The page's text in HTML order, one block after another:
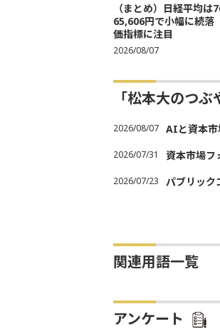
（まとめ）日経平均は
65,606円で小幅に続
価指標に注目
2026/08/07
「松本大のつ
2026/08/07 AIと資本市
2026/07/31 資本市場フ
2026/07/23 パブリック
関連用語一覧
アンケート